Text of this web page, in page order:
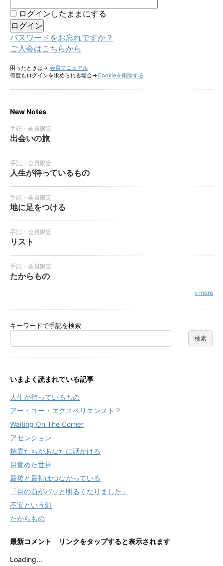
ログインしたままにする
パスワードをお忘れですか？
ご入会はこちらから
困ったときは→ 会員マニュアル
何度もログインを求められる場合→Cookieを削除する
New Notes
手記・会員限定
出会いの旅
手記・会員限定
人生が待っているもの
手記・会員限定
地に足をつける
手記・会員限定
リスト
手記・会員限定
たからもの
» more
キーワードで手記を検索
いまよく読まれている記事
人生が待っているもの
アー・ユー・エクスペリエンスト？
Waiting On The Corner
アセンション
精霊たちがあなたに話かける
目覚めた世界
最後と最初はつながっている
「目の前がパッと明るくなりました」
不安という幻
たからもの
最新コメント リンクをタップすると表示されます
Loading...